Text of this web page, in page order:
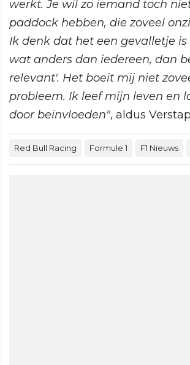
werkt. Je wil zo iemand toch
paddock hebben, die zoveel
Ik denk dat het een gevalletje is
wat anders dan iedereen, dan
relevant'. Het boeit mij niet
probleem. Ik leef mijn leven en
door beïnvloeden", aldus
Red Bull Racing Formule 1 F1 Nieuws